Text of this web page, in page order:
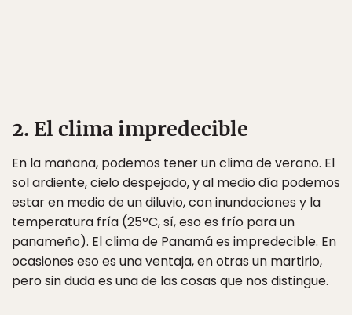
2. El clima impredecible
En la mañana, podemos tener un clima de verano. El
sol ardiente, cielo despejado, y al medio día podemos
estar en medio de un diluvio, con inundaciones y la
temperatura fría (25ºC, sí, eso es frío para un
panameño). El clima de Panamá es impredecible. En
ocasiones eso es una ventaja, en otras un martirio,
pero sin duda es una de las cosas que nos distingue.